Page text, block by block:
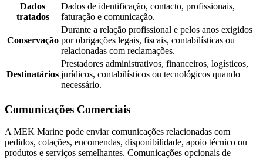
Dados
tratados
Dados de identificação, contacto, profissionais,
faturação e comunicação.
Conservação
Durante a relação profissional e pelos anos exigidos
por obrigações legais, fiscais, contabilísticas ou
relacionadas com reclamações.
Destinatários
Prestadores administrativos, financeiros, logísticos,
jurídicos, contabilísticos ou tecnológicos quando
necessário.
Comunicações Comerciais
A MEK Marine pode enviar comunicações relacionadas com
pedidos, cotações, encomendas, disponibilidade, apoio técnico ou
produtos e serviços semelhantes. Comunicações opcionais de